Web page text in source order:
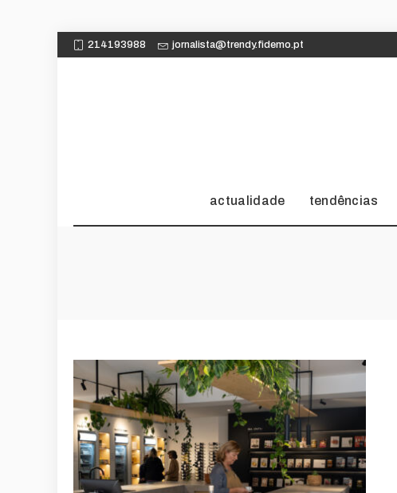
214193988 jornalista@trendy.fidemo.pt
actualidade tendências